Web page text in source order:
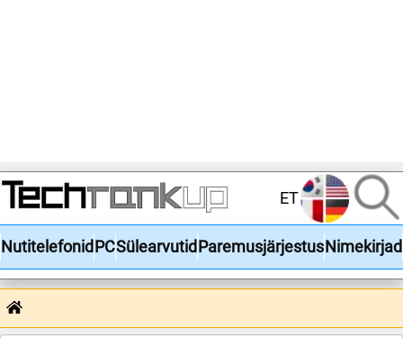
ET
NutitelefonidPCSülearvutidParemusjärjestusNimekirjad